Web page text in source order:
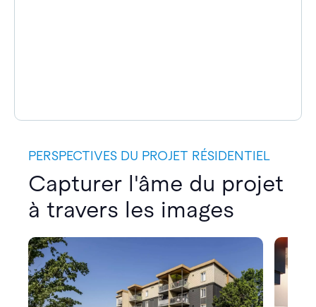
PERSPECTIVES DU PROJET RÉSIDENTIEL
Capturer l'âme du projet
à travers les images